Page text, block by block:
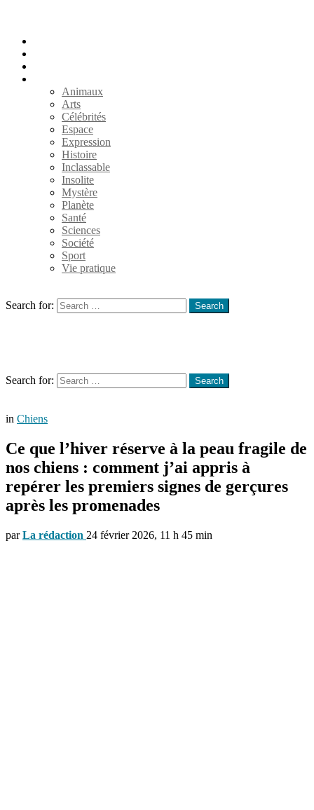
Animaux
Arts
Célébrités
Espace
Expression
Histoire
Inclassable
Insolite
Mystère
Planète
Santé
Sciences
Société
Sport
Vie pratique
Search for:
Search
Search for:
Search
in Chiens
Ce que l’hiver réserve à la peau fragile de
nos chiens : comment j’ai appris à
repérer les premiers signes de gerçures
après les promenades
par La rédaction 24 février 2026, 11 h 45 min